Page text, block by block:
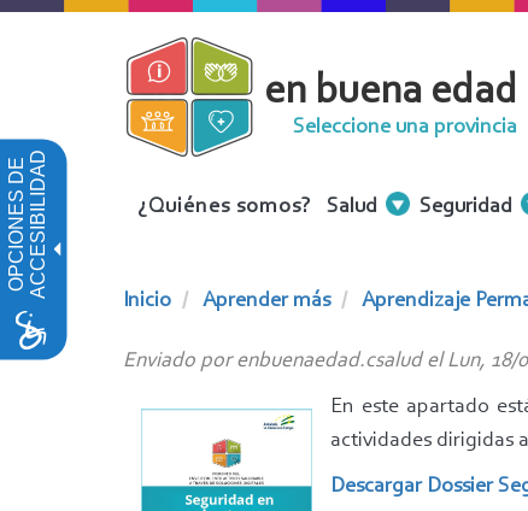
OPCIONES DEACCESIBILIDAD
Pasar
en buena edad
Seleccione una provincia
Menu
¿Quiénes somos? Salud Seguridad
Inicio Aprender más Aprendizaje
Enviado porenbuenaedad.csaludelLun, 18/
En este apartado
actividades dirigidas
Descargar Dossier